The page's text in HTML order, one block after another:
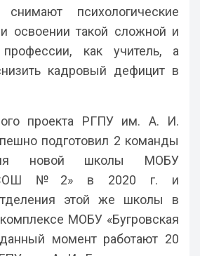
психологические
освоении такой сложной и
профессии, как учитель, а
кадровый дефицит в
проекта РГПУ им. А. И.
подготовил 2 команды
новой школы МОБУ
СОШ №2» в 2020 г. и
этой же школы в
МОБУ «Бугровская
момент работают 20